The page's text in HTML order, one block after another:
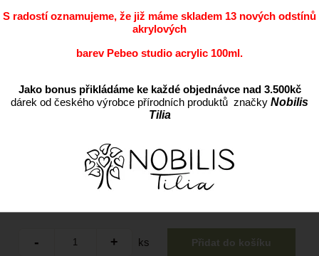
ks
S radostí oznamujeme, že již máme skladem 13 nových odstínů
akrylových
barev Pebeo studio acrylic 100ml.
Jako bonus přikládáme ke každé objednávce nad 3.500kč
dárek od českého výrobce přírodních produktů značky Nobilis
Tilia